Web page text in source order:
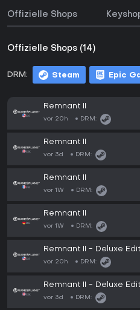
Offizielle Shops
Offizielle Shops (14)
DRM: Steam Epic
Remnant II
vor 20h DRM:
Remnant II
vor 3d DRM:
Remnant II
vor 1W DRM:
Remnant II
vor 1W DRM:
Remnant II - Deluxe
vor 20h DRM:
Remnant II - Deluxe
vor 3d DRM: